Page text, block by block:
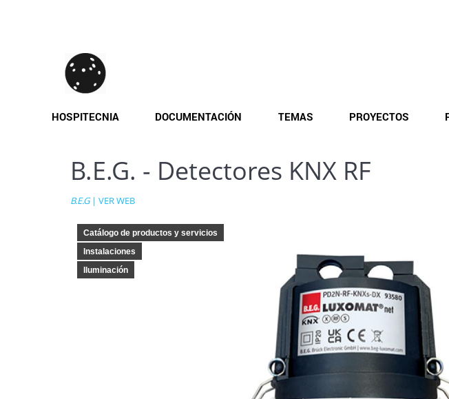
HOSPITECNIA DOCUMENTACIÓN TEMAS PROYECTOS
B.E.G. - Detectores KNX RF
B.E.G| VER WEB
Catálogo de productos y servicios
Instalaciones
Iluminación